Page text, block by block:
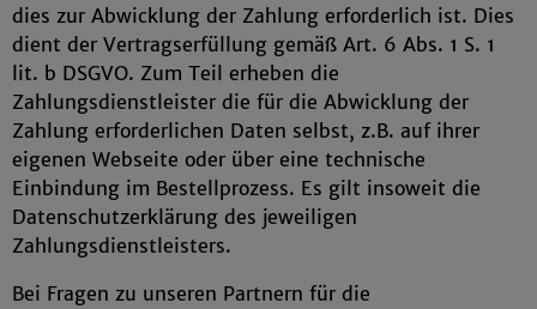
dies zur Abwicklung der Zahlung erforderlich ist. Dies
dient der Vertragserfüllung gemäß Art. 6 Abs. 1 S. 1
lit. b DSGVO. Zum Teil erheben die
Zahlungsdienstleister die für die Abwicklung der
Zahlung erforderlichen Daten selbst, z.B. auf ihrer
eigenen Webseite oder über eine technische
Einbindung im Bestellprozess. Es gilt insoweit die
Datenschutzerklärung des jeweiligen
Zahlungsdienstleisters.
Bei Fragen zu unseren Partnern für die